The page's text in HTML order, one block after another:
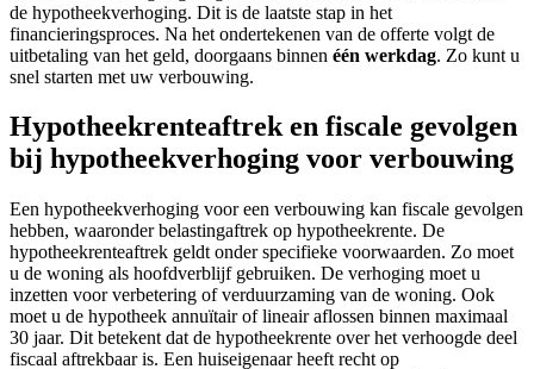
de hypotheekverhoging. Dit is de laatste stap in het
financieringsproces. Na het ondertekenen van de offerte volgt de
uitbetaling van het geld, doorgaans binnen één werkdag. Zo kunt u
snel starten met uw verbouwing.
Hypotheekrenteaftrek en fiscale gevolgen
bij hypotheekverhoging voor verbouwing
Een hypotheekverhoging voor een verbouwing kan fiscale gevolgen
hebben, waaronder belastingaftrek op hypotheekrente. De
hypotheekrenteaftrek geldt onder specifieke voorwaarden. Zo moet
u de woning als hoofdverblijf gebruiken. De verhoging moet u
inzetten voor verbetering of verduurzaming van de woning. Ook
moet u de hypotheek annuïtair of lineair aflossen binnen maximaal
30 jaar. Dit betekent dat de hypotheekrente over het verhoogde deel
fiscaal aftrekbaar is. Een huiseigenaar heeft recht op